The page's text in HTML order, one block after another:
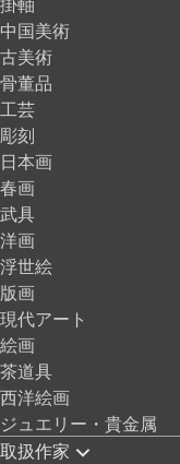
中国美術
古美術
骨董品
工芸
彫刻
日本画
春画
武具
洋画
浮世絵
版画
現代アート
絵画
茶道具
西洋絵画
ジュエリー・貴金属
取扱作家